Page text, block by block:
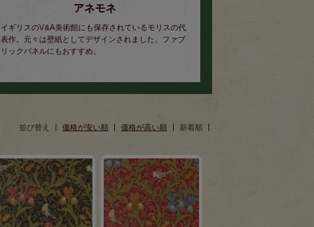
アネモネ
イギリスのV&A美術館にも保存されているモリスの代
表作。元々は壁紙としてデザインされました。ファブ
リックパネルにもおすすめ。
並び替え 価格が安い順 価格が高い順
新着順